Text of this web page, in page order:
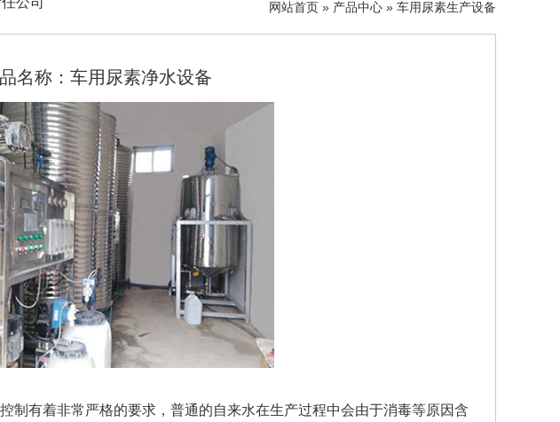
网站首页 » 产品中心 » 车用尿素生产设备
名称：车用尿素净水设备
有着非常严格的要求，普通的自来水在生产过程中会由于消毒等原因含